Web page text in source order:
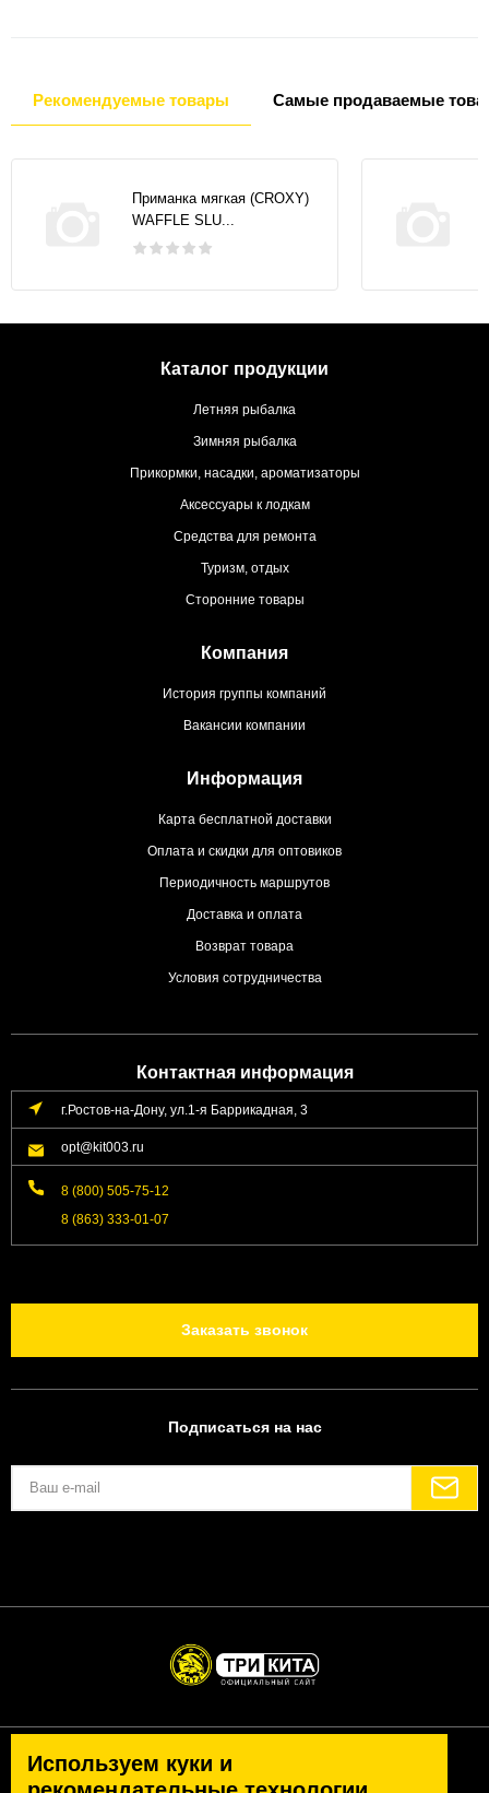
Рекомендуемые товары Самые продаваемые
Приманка мягкая (CROXY)
WAFFLE SLU...
Каталог продукции
Летняя рыбалка
Зимняя рыбалка
Прикормки, насадки, ароматизаторы
Аксессуары к лодкам
Средства для ремонта
Туризм, отдых
Сторонние товары
Компания
История группы компаний
Вакансии компании
Информация
Карта бесплатной доставки
Оплата и скидки для оптовиков
Периодичность маршрутов
Доставка и оплата
Возврат товара
Условия сотрудничества
Контактная информация
г.Ростов-на-Дону, ул.1-я Баррикадная, 3
opt@kit003.ru
8 (800) 505-75-12
8 (863) 333-01-07
Заказать звонок
Подписаться на нас
Политика конфиденциальности
Согласие на обработку персональных данных
Используем куки и